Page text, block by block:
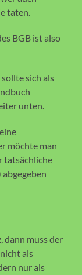
taten.
BGB ist also
sich als
unten.
möchte man
tatsächliche
dann muss der
als
nur als